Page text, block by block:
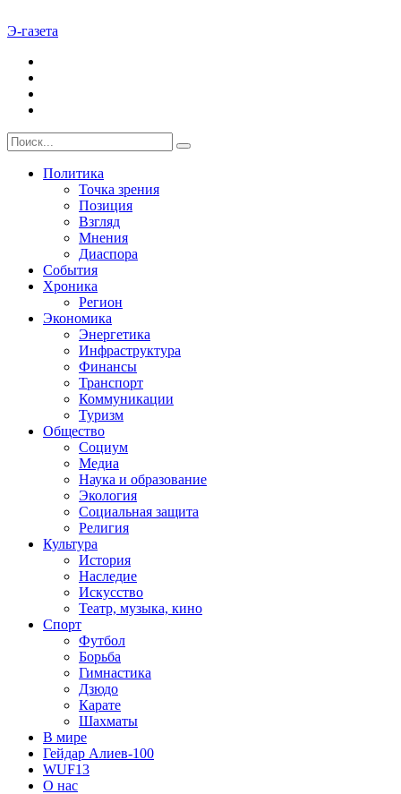
Э-газета
Политика
Точка зрения
Позиция
Взгляд
Мнения
Диаспора
События
Хроника
Регион
Экономика
Энергетика
Инфраструктура
Финансы
Транспорт
Коммуникации
Туризм
Общество
Социум
Медиа
Наука и образование
Экология
Социальная защита
Религия
Культура
История
Наследие
Искусство
Театр, музыка, кино
Спорт
Футбол
Борьба
Гимнастика
Дзюдо
Карате
Шахматы
В мире
Гейдар Алиев-100
WUF13
О нас